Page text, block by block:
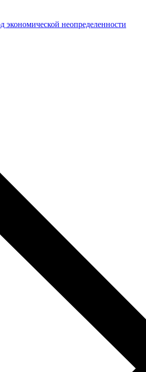
неопределенности